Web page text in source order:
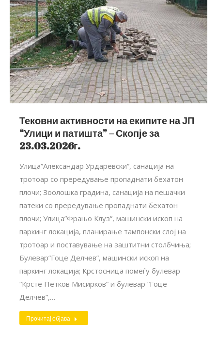
Тековни активности на екипите на ЈП
“Улици и патишта” – Скопје за
23.03.2026г.
Улица”Александар Урдаревски”, санација на
тротоар со прередување пропаднати бехатон
плочи; Зоолошка градина, санација на пешачки
патеки со прередување пропаднати бехатон
плочи; Улица”Фрањо Клуз”, машински ископ на
паркинг локација, планирање тампонски слој на
тротоар и поставување на заштитни столбчиња;
Булевар”Гоце Делчев”, машински ископ на
паркинг локација; Крстосница помеѓу булевар
“Крсте Петков Мисирков” и булевар “Гоце
Делчев”,…
Прочитај објава